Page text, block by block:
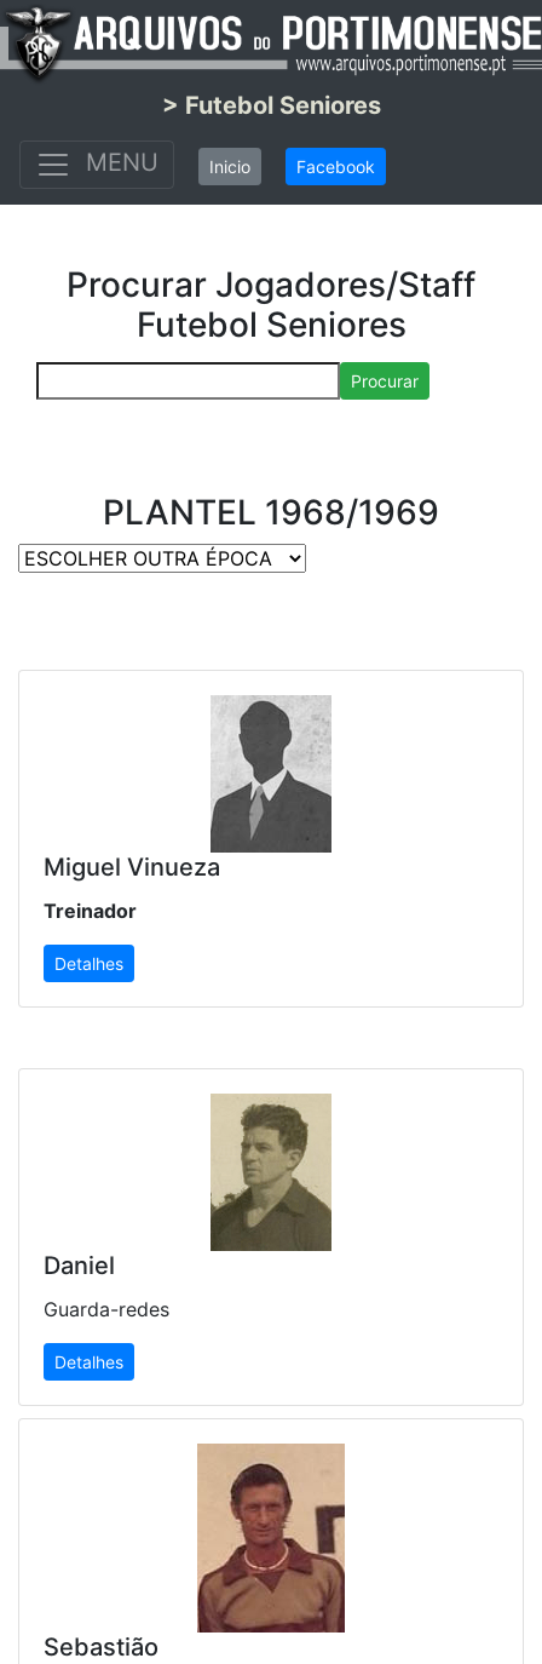
> Futebol Seniores
MENU
Inicio Facebook
Procurar Jogadores/Staff
Futebol Seniores
Procurar
PLANTEL 1968/1969
Miguel Vinueza
Treinador
Detalhes
Daniel
Guarda-redes
Detalhes
Sebastião